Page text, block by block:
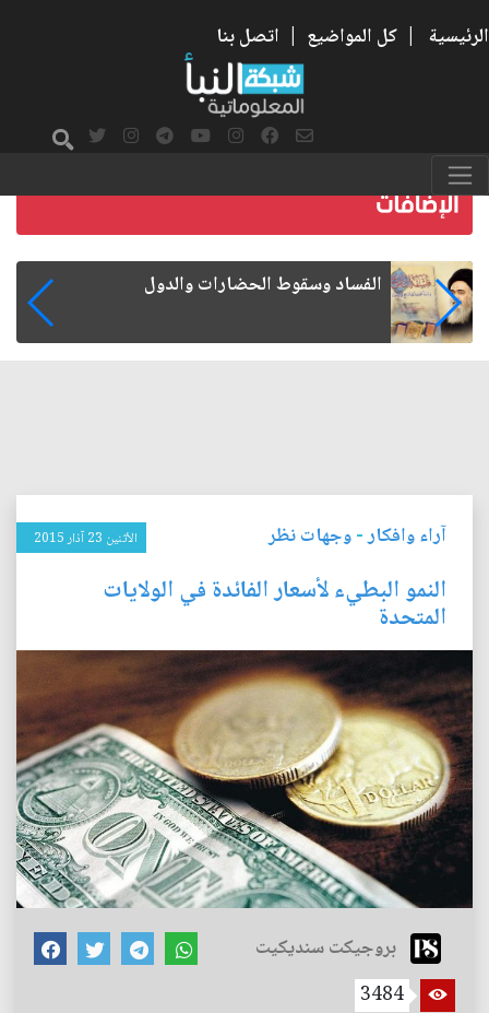
الرئيسية | كل المواضيع | اتصل بنا
رواتب الموظفين على صفيح ساخن
آراء وافكار-وجهات نظر الأثنين 23 آذار 2015
النمو البطيء لأسعار الفائدة في الولايات
المتحدة
بروجيكت سنديكيت
3484